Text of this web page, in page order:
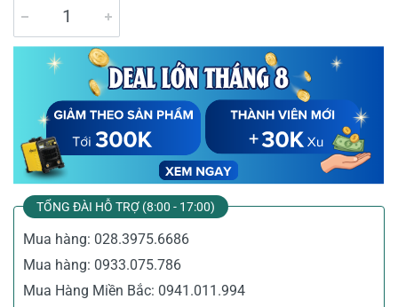
TỔNG ĐÀI HỖ TRỢ (8:00 - 17:00)
Mua hàng: 028.3975.6686
Mua hàng: 0933.075.786
Mua Hàng Miền Bắc: 0941.011.994